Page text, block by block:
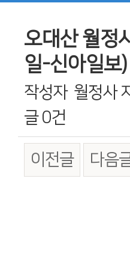
오대산 월정
일-신아일보)
작성자 월정사
글 0건
이전글 다음